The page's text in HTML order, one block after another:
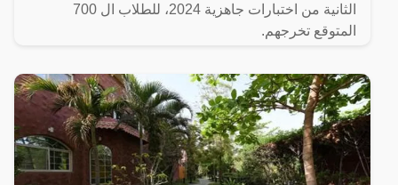
الثانية من اختبارات جاهزية 2024، للطلاب ال 700
المتوقع تخرجهم.